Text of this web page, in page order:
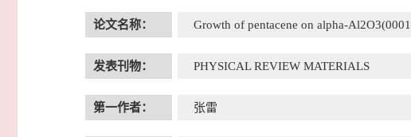
论文名称： Growth of pentacene on alpha-
发表刊物： PHYSICAL REVIEW MATERIALS
第一作者： 张雷